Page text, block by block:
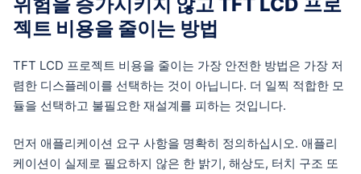
젝트 비용을 줄이는 방법
TFT LCD 프로젝트 비용을 줄이는 가장 안전한 방법은 가장 저
렴한 디스플레이를 선택하는 것이 아닙니다. 더 일찍 적합한 모
듈을 선택하고 불필요한 재설계를 피하는 것입니다.
먼저 애플리케이션 요구 사항을 명확히 정의하십시오. 애플리
케이션이 실제로 필요하지 않은 한 밝기, 해상도, 터치 구조 또